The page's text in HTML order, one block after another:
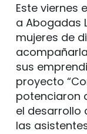
Este viernes
a Abogadas
mujeres de
sus
proyecto
potenciaron
el desarrollo
las